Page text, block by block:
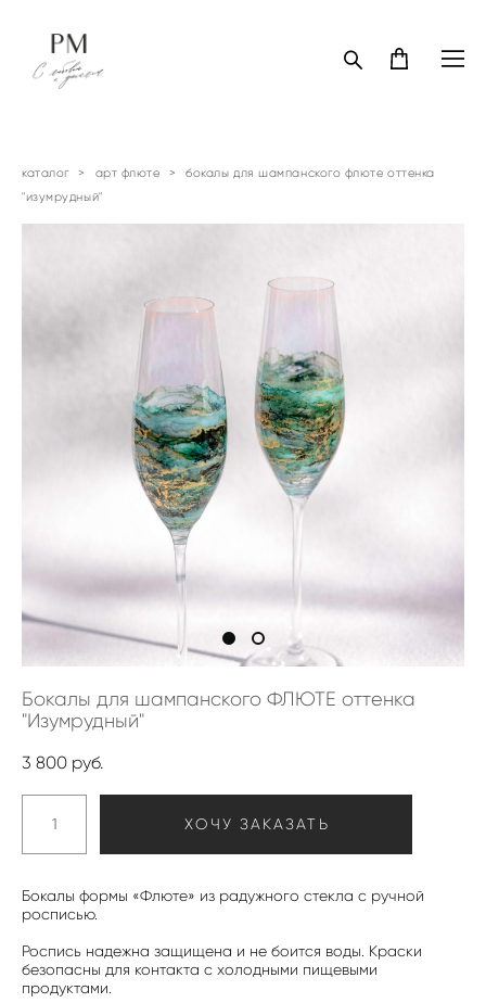
каталог > арт флюте >
бокалы для шампанского флюте оттенка
"изумрудный"
Бокалы для шампанского ФЛЮТЕ оттенка
"Изумрудный"
3 800 pуб.
ХОЧУ ЗАКАЗАТЬ
Бокалы формы «Флюте» из радужного стекла с ручной
росписью.
Роспись надежна защищена и не боится воды. Краски
безопасны для контакта с холодными пищевыми
продуктами.